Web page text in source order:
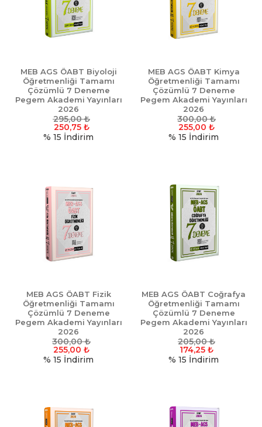
MEB AGS ÖABT Biyoloji
Öğretmenliği Tamamı
Çözümlü 7 Deneme
Pegem Akademi Yayınları
2026
295,00₺
250,75₺
% 15 İndirim
MEB AGS ÖABT Kimya
Öğretmenliği Tamamı
Çözümlü 7 Deneme
Pegem Akademi Yayınları
2026
300,00₺
255,00 ₺
% 15 İndirim
MEB AGS ÖABT Fizik
Öğretmenliği Tamamı
Çözümlü 7 Deneme
Pegem Akademi Yayınları
2026
300,00₺
255,00 ₺
% 15 İndirim
MEB AGS ÖABT Coğrafya
Öğretmenliği Tamamı
Çözümlü 7 Deneme
Pegem Akademi Yayınları
2026
205,00₺
174,25 ₺
% 15 İndirim